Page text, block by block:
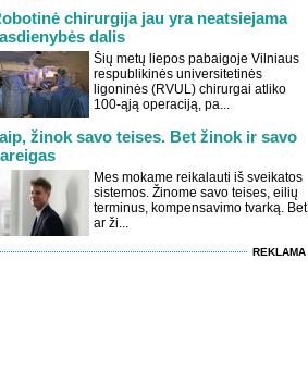
chirurgija jau yra neatsiejama
dalis
Šių metų liepos pabaigoje Vilniaus
respublikinės universitetinės
ligoninės (RVUL) chirurgai atliko
100-ąją operaciją, pa...
žinok savo teises. Bet žinok ir savo
Mes mokame reikalauti iš sveikatos
sistemos. Žinome savo teises, eilių
terminus, kompensavimo tvarką. Bet
ar ži...
REKLAMA